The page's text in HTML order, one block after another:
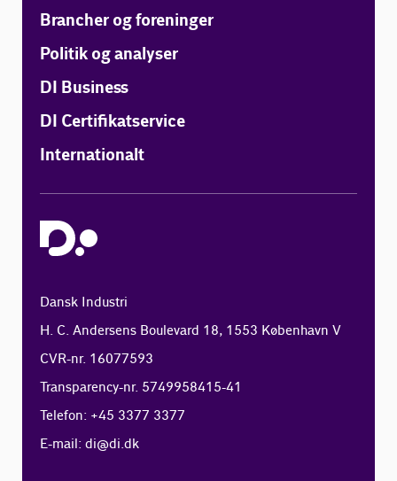
Brancher og foreninger
Politik og analyser
DI Business
DI Certifikatservice
Internationalt
Dansk Industri
H. C. Andersens Boulevard 18, 1553 København V
CVR-nr. 16077593
Transparency-nr. 5749958415-41
Telefon: +45 3377 3377
E-mail:di@di.dk